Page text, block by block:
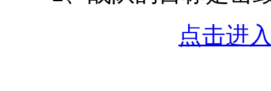
点击进